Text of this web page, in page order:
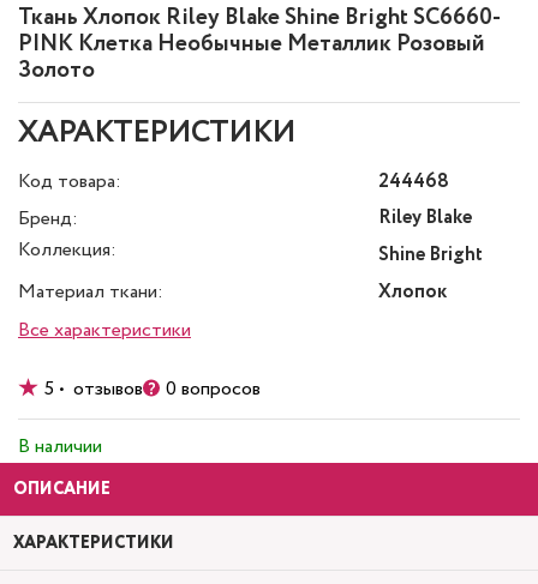
Ткань Хлопок Riley Blake Shine Bright SC6660-
PINK Клетка Необычные Металлик Розовый
Золото
ХАРАКТЕРИСТИКИ
Код товара:
244468
Бренд:
Riley Blake
Коллекция:
Shine Bright
Материал ткани:
Хлопок
Все характеристики
5 • отзывов 0 вопросов
В наличии
ОПИСАНИЕ
ХАРАКТЕРИСТИКИ